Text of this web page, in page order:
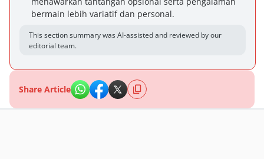
bermain lebih variatif dan personal.
This section summary was AI-assisted and reviewed by our
editorial team.
Share Article